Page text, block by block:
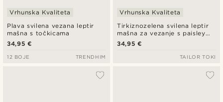
Plava svilena vezana leptir
mašna s točkicama
Vrhunska Kvaliteta
34,95 €
12 BOJE TRENDHIM
Tirkiznozelena svilena leptir
mašna za vezanje s paisley
uzorkom
Vrhunska Kvaliteta
34,95 €
TAILOR TOKI